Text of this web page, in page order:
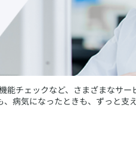
チェックなど、さまざまなサー
病気になったときも、ずっと支